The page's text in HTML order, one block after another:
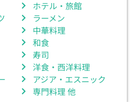
ホテル・旅館
ラーメン
中華料理
和食
寿司
洋食・西洋料理
アジア・エスニック
専門料理 他